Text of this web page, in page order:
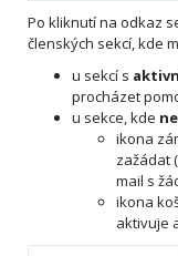
Po kliknutí na odkaz
členských sekcí, kde
u sekcí s
procházet
u sekce, kde
ikona
zažádat
mail s
ikona
aktivuje